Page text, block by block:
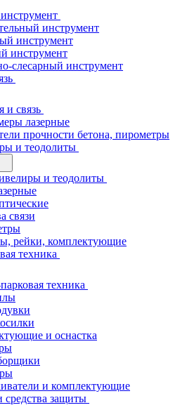
инструмент
инструмент
инструмент
слесарный инструмент
и связь
лазерные
прочности бетона, пирометры
и теодолиты
и теодолиты
связи
рейки, комплектующие
техника
техника
и оснастка
и комплектующие
защиты